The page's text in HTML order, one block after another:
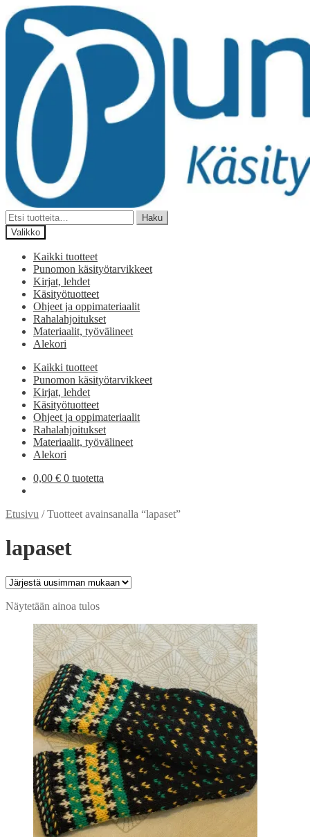
Siirry
navigointiin
Siirry
sisältöön
Etsi:
Haku
Valikko
Kaikki tuotteet
Punomon käsityötarvikkeet
Kirjat, lehdet
Käsityötuotteet
Ohjeet ja oppimateriaalit
Rahalahjoitukset
Materiaalit, työvälineet
Alekori
Kaikki tuotteet
Punomon käsityötarvikkeet
Kirjat, lehdet
Käsityötuotteet
Ohjeet ja oppimateriaalit
Rahalahjoitukset
Materiaalit, työvälineet
Alekori
0,00 € 0 tuotetta
Etusivu /Tuotteet avainsanalla “lapaset”
lapaset
Näytetään ainoa tulos